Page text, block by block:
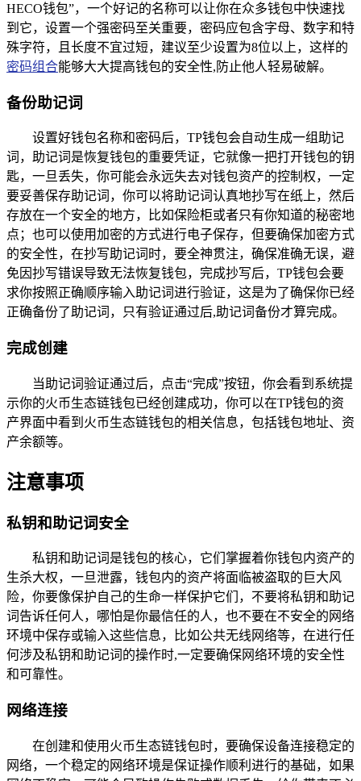
HECO钱包”，一个好记的名称可以让你在众多钱包中快速找
到它，设置一个强密码至关重要，密码应包含字母、数字和特
殊字符，且长度不宜过短，建议至少设置为8位以上，这样的
密码组合能够大大提高钱包的安全性,防止他人轻易破解。
备份助记词
设置好钱包名称和密码后，TP钱包会自动生成一组助记
词，助记词是恢复钱包的重要凭证，它就像一把打开钱包的钥
匙，一旦丢失，你可能会永远失去对钱包资产的控制权，一定
要妥善保存助记词，你可以将助记词认真地抄写在纸上，然后
存放在一个安全的地方，比如保险柜或者只有你知道的秘密地
点；也可以使用加密的方式进行电子保存，但要确保加密方式
的安全性，在抄写助记词时，要全神贯注，确保准确无误，避
免因抄写错误导致无法恢复钱包，完成抄写后，TP钱包会要
求你按照正确顺序输入助记词进行验证，这是为了确保你已经
正确备份了助记词，只有验证通过后,助记词备份才算完成。
完成创建
当助记词验证通过后，点击“完成”按钮，你会看到系统提
示你的火币生态链钱包已经创建成功，你可以在TP钱包的资
产界面中看到火币生态链钱包的相关信息，包括钱包地址、资
产余额等。
注意事项
私钥和助记词安全
私钥和助记词是钱包的核心，它们掌握着你钱包内资产的
生杀大权，一旦泄露，钱包内的资产将面临被盗取的巨大风
险，你要像保护自己的生命一样保护它们，不要将私钥和助记
词告诉任何人，哪怕是你最信任的人，也不要在不安全的网络
环境中保存或输入这些信息，比如公共无线网络等，在进行任
何涉及私钥和助记词的操作时,一定要确保网络环境的安全性
和可靠性。
网络连接
在创建和使用火币生态链钱包时，要确保设备连接稳定的
网络，一个稳定的网络环境是保证操作顺利进行的基础，如果